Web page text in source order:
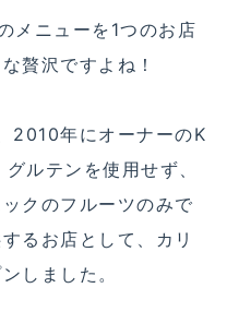
メニューを1つのお店
贅沢ですよね！
2010年にオーナーのK
ルテンを使用せず、
クのフルーツのみで
るお店として、カリ
しました。